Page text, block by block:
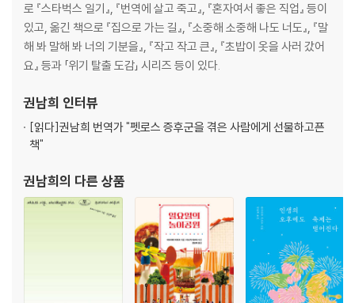
로 『스타벅스 일기』, 『번역에 살고 죽고』, 『혼자여서 좋은 직업』 등이
있고, 옮긴 책으로 『집으로 가는 길』, 『소중해 소중해 나도 너도』, 『말
해 봐 말해 봐 너의 기분을』, 『작고 작고 큰』, 『초밥이 옷을 사러 갔어
요』 등과 「위기 탈출 도감」 시리즈 등이 있다.
권남희 인터뷰
[읽다]권남희 번역가 "펫로스 증후군을 겪은 사람에게 선물하고픈
책"
권남희의 다른 상품